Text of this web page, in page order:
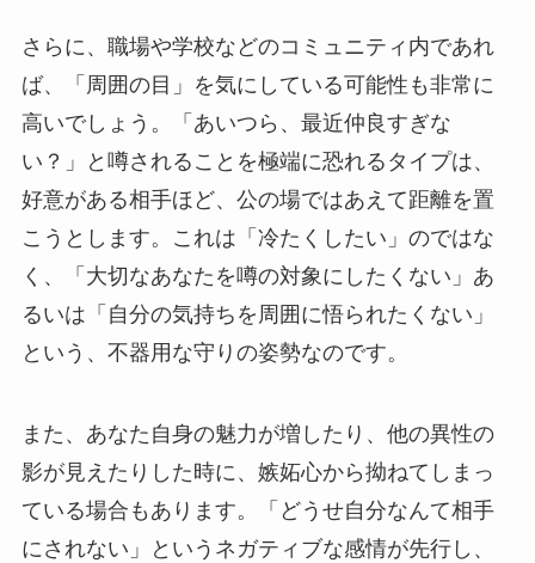
さらに、職場や学校などのコミュニティ内であれ
ば、「周囲の目」を気にしている可能性も非常に
高いでしょう。「あいつら、最近仲良すぎな
い？」と噂されることを極端に恐れるタイプは、
好意がある相手ほど、公の場ではあえて距離を置
こうとします。これは「冷たくしたい」のではな
く、「大切なあなたを噂の対象にしたくない」あ
るいは「自分の気持ちを周囲に悟られたくない」
という、不器用な守りの姿勢なのです。
また、あなた自身の魅力が増したり、他の異性の
影が見えたりした時に、嫉妬心から拗ねてしまっ
ている場合もあります。「どうせ自分なんて相手
にされない」というネガティブな感情が先行し、